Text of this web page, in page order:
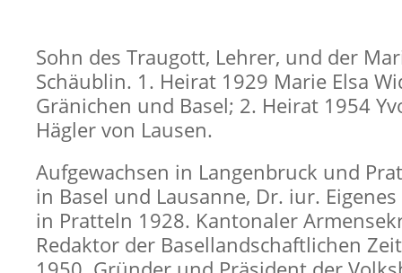
Sohn des Traugott, Lehrer, und der
Schäublin. 1. Heirat 1929 Marie Elsa
Gränichen und Basel; 2. Heirat 1954
Hägler von Lausen.
Aufgewachsen in Langenbruck und
in Basel und Lausanne, Dr. iur.
in Pratteln 1928. Kantonaler
Redaktor der Basellandschaftlichen